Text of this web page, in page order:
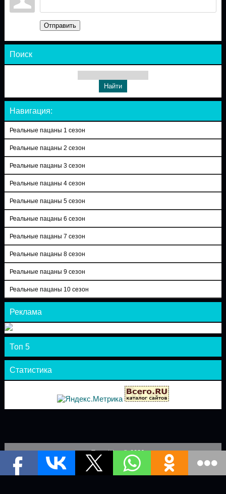
Отправить
Поиск
Навигация:
Реальные пацаны 1 сезон
Реальные пацаны 2 сезон
Реальные пацаны 3 сезон
Реальные пацаны 4 сезон
Реальные пацаны 5 сезон
Реальные пацаны 6 сезон
Реальные пацаны 7 сезон
Реальные пацаны 8 сезон
Реальные пацаны 9 сезон
Реальные пацаны 10 сезон
Реклама
Топ 5
Статистика
Теле-Шоу © 2026